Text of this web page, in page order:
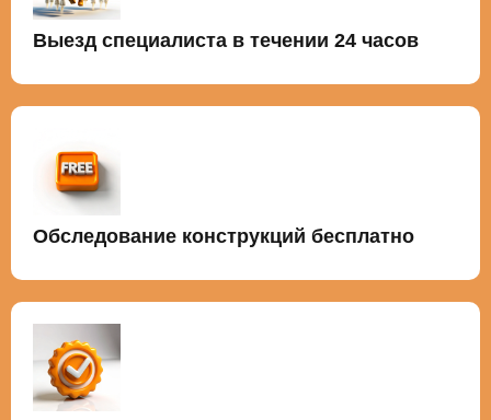
Выезд специалиста в течении 24 часов
Обследование конструкций бесплатно